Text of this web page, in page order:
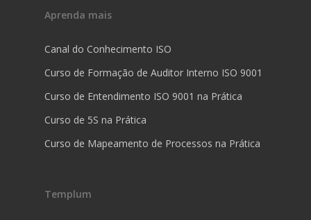
Aprenda mais
Canal do Conhecimento ISO
Curso de Formação de Auditor Interno ISO 9001
Curso de Entendimento ISO 9001 na Prática
Curso de 5S na Prática
Curso de Mapeamento de Processos na Prática
Templum